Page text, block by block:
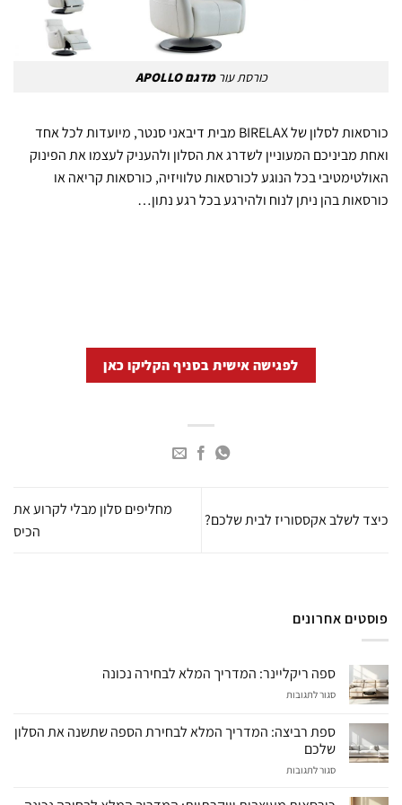
כורסת עורמדגם APOLLO
כורסאות לסלון של BIRELAX מבית דיבאני סנטר, מיועדות לכל אחד
ואחת מביניכם המעוניין לשדרג את הסלון ולהעניק לעצמו את הפינוק
האולטימטיבי בכל הנוגע לכורסאות טלוויזיה, כורסאות קריאה או
כורסאות בהן ניתן לנוח ולהירגע בכל רגע נתון…
לפגישה אישית בסניף הקליקו כאן
כיצד לשלב אקססוריז לבית שלכם?
מחליפים סלון מבלי לקרוע את
הכיס
פוסטים אחרונים
ספה ריקליינר: המדריך המלא לבחירה נכונה
סגור לתגובות
המדריך
לבחירה
ספת רביצה: המדריך המלא לבחירת הספה שתשנה את הסלון
שלכם
סגור לתגובות
רביצה: